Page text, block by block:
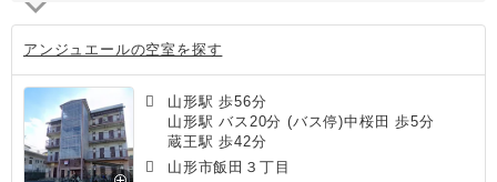
アンジュエールの空室を探す
山形駅 歩56分
山形駅 バス20分 (バス停)中桜田 歩5分
蔵王駅 歩42分
山形市飯田３丁目